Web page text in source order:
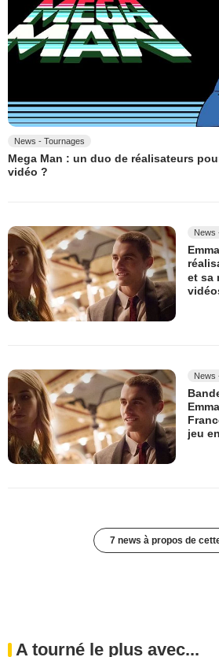
News - Tournages
Mega Man : un duo de réalisateurs
vidéo ?
News
et sa
News
jeu
7 news à propos de
A tourné le plus avec...